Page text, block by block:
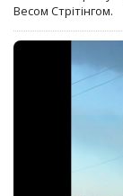
Весом Стрітінгом.